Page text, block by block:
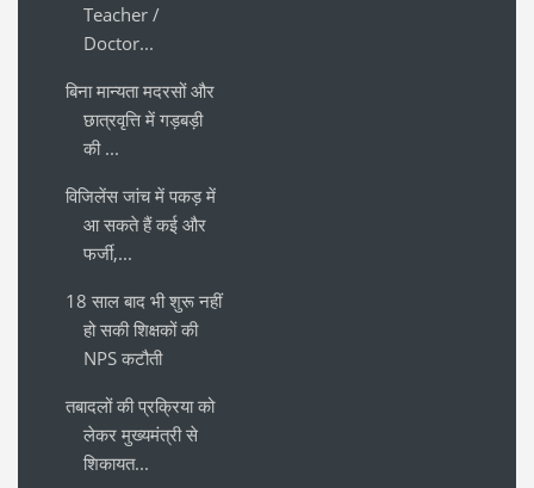
Teacher /
Doctor...
बिना मान्यता मदरसों और
छात्रवृत्ति में गड़बड़ी
की ...
विजिलेंस जांच में पकड़ में
आ सकते हैं कई और
फर्जी,...
18 साल बाद भी शुरू नहीं
हो सकी शिक्षकों की
NPS कटौती
तबादलों की प्रक्रिया को
लेकर मुख्यमंत्री से
शिकायत...